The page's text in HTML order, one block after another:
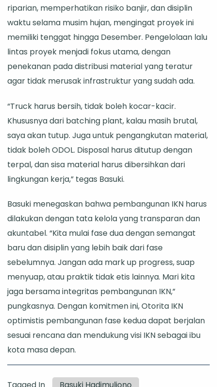
riparian, memperhatikan risiko banjir, dan disiplin
waktu selama musim hujan, mengingat proyek ini
memiliki tenggat hingga Desember. Pengelolaan lalu
lintas proyek menjadi fokus utama, dengan
penekanan pada distribusi material yang teratur
agar tidak merusak infrastruktur yang sudah ada.
“Truck harus bersih, tidak boleh kocar-kacir.
Khususnya dari batching plant, kalau masih brutal,
saya akan tutup. Juga untuk pengangkutan material,
tidak boleh ODOL. Disposal harus ditutup dengan
terpal, dan sisa material harus dibersihkan dari
lingkungan kerja,” tegas Basuki.
Basuki menegaskan bahwa pembangunan IKN harus
dilakukan dengan tata kelola yang transparan dan
akuntabel. “Kita mulai fase dua dengan semangat
baru dan disiplin yang lebih baik dari fase
sebelumnya. Jangan ada mark up progress, suap
menyuap, atau praktik tidak etis lainnya. Mari kita
jaga bersama integritas pembangunan IKN,”
pungkasnya. Dengan komitmen ini, Otorita IKN
optimistis pembangunan fase kedua dapat berjalan
sesuai rencana dan mendukung visi IKN sebagai ibu
kota masa depan.